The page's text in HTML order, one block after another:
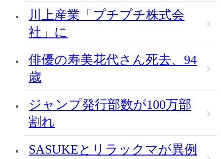
川上産業「プチプチ株式会
社」に
俳優の寿美花代さん死去、94
歳
ジャンプ発行部数が100万部
割れ
SASUKEとリラックマが異例